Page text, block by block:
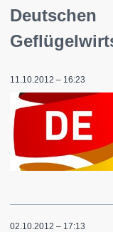
Deutschen
11.10.2012 – 16:23
02.10.2012 – 17:13